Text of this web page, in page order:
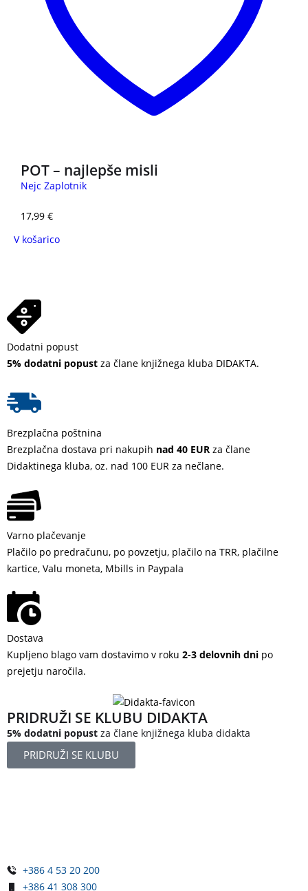
POT – najlepše misli
Nejc Zaplotnik
17,99 €
V košarico
Dodatni popust
5% dodatni popust za člane knjižnega kluba DIDAKTA.
Brezplačna poštnina
Brezplačna dostava pri nakupih nad 40 EUR za člane
Didaktinega kluba, oz. nad 100 EUR za nečlane.
Varno plačevanje
Plačilo po predračunu, po povzetju, plačilo na TRR, plačilne
kartice, Valu moneta, Mbills in Paypala
Dostava
Kupljeno blago vam dostavimo v roku 2-3 delovnih dni po
prejetju naročila.
PRIDRUŽI SE KLUBU DIDAKTA
5% dodatni popust za člane knjižnega kluba didakta
PRIDRUŽI SE KLUBU
+386 4 53 20 200
+386 41 308 300